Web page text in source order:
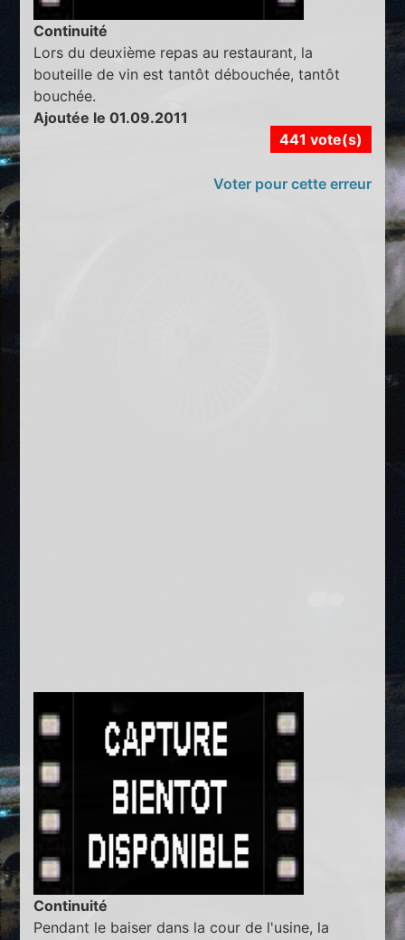
Continuité
Lors du deuxième repas au restaurant, la
bouteille de vin est tantôt débouchée, tantôt
bouchée.
Ajoutée le 01.09.2011
441 vote(s)
Voter pour cette erreur
Continuité
Pendant le baiser dans la cour de l'usine, la